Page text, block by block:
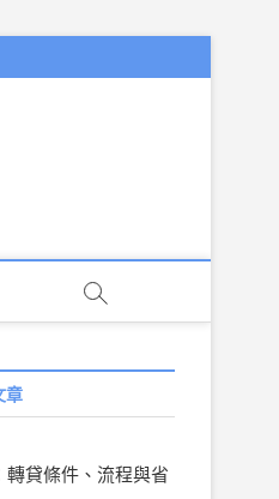
章
貸條件、流程與省